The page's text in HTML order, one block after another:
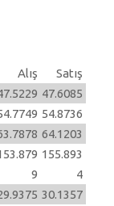
Satış
Alış
47.6085
54.8736
64.1203
155.893
4
9
30.1357